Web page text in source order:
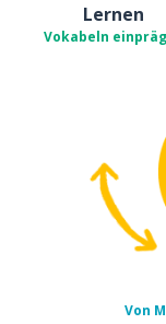
Lernen
Vokabeln
Von